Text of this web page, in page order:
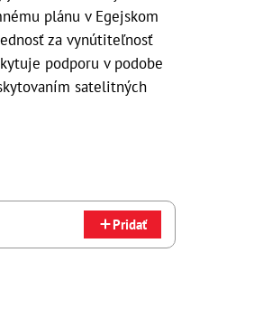
plánu v Egejskom
za vynútiteľnosť
podporu v podobe
satelitných
Pridať